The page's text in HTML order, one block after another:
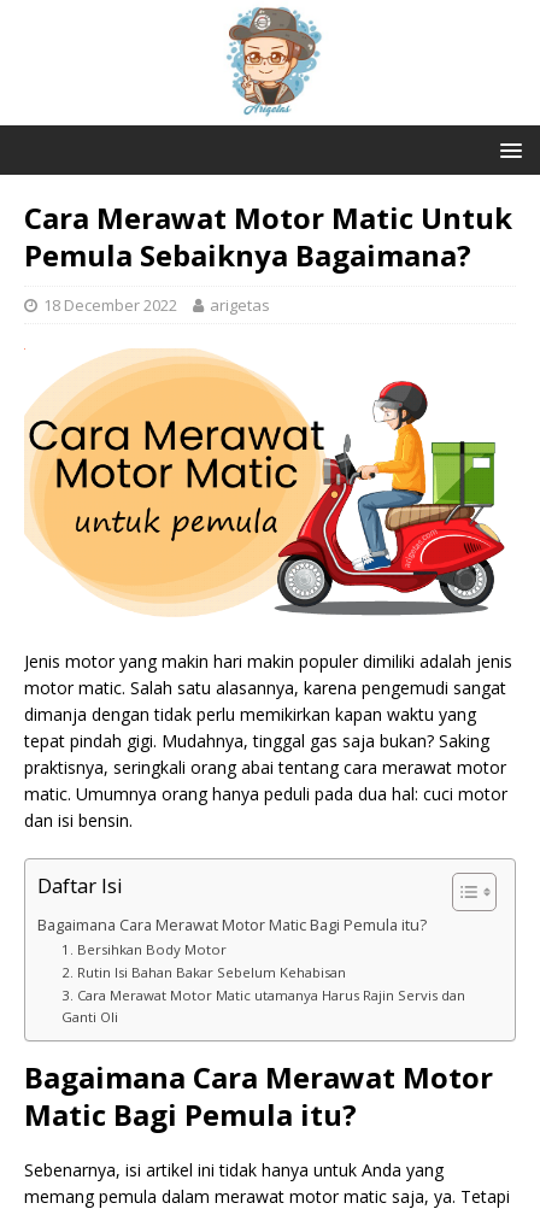
Cara Merawat Motor Matic Untuk
Pemula Sebaiknya Bagaimana?
18 December 2022 arigetas
Jenis motor yang makin hari makin populer dimiliki adalah jenis
motor matic. Salah satu alasannya, karena pengemudi sangat
dimanja dengan tidak perlu memikirkan kapan waktu yang
tepat pindah gigi. Mudahnya, tinggal gas saja bukan? Saking
praktisnya, seringkali orang abai tentang cara merawat motor
matic. Umumnya orang hanya peduli pada dua hal: cuci motor
dan isi bensin.
Daftar Isi
Bagaimana Cara Merawat Motor Matic Bagi Pemula itu?
1. Bersihkan Body Motor
2. Rutin Isi Bahan Bakar Sebelum Kehabisan
3. Cara Merawat Motor Matic utamanya Harus Rajin Servis dan
Ganti Oli
Bagaimana Cara Merawat Motor
Matic Bagi Pemula itu?
Sebenarnya, isi artikel ini tidak hanya untuk Anda yang
memang pemula dalam merawat motor matic saja, ya. Tetapi